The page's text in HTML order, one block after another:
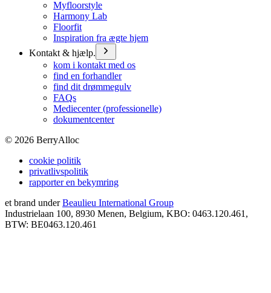
Myfloorstyle
Harmony Lab
Floorfit
Inspiration fra ægte hjem
Kontakt & hjælp.
kom i kontakt med os
find en forhandler
find dit drømmegulv
FAQs
Mediecenter (professionelle)
dokumentcenter
© 2026 BerryAlloc
cookie politik
privatlivspolitik
rapporter en bekymring
et brand under Beaulieu International Group
Industrielaan 100, 8930 Menen, Belgium, KBO: 0463.120.461,
BTW: BE0463.120.461